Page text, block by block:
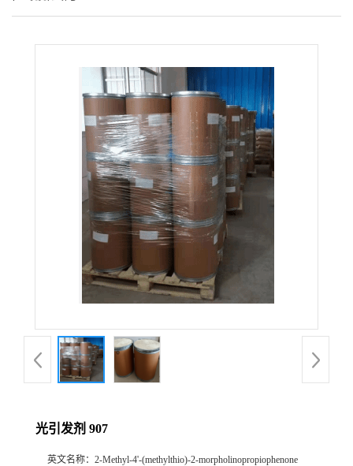
光引发剂 907
英文名称： 2-Methyl-4'-(methylthio)-2-morpholinopropiophenone